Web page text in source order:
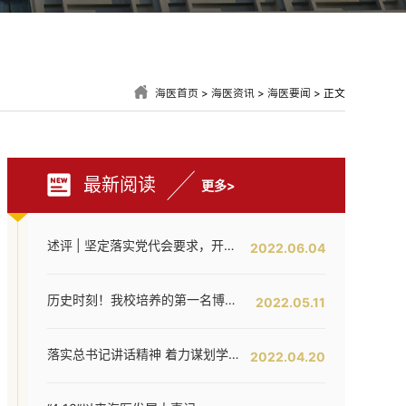
海医首页 > 海医资讯> 海医要闻 > 正文
最新阅读 更多>
2022.06.04
述评 | 坚定落实党代会要求，开创海医工作新局面——写在全面落实省第八次党代会对海医发展提出新要求之时
2022.05.11
历史时刻！我校培养的第一名博士研究生通过答辩！
2022.04.20
落实总书记讲话精神 着力谋划学校内涵提升——我校召开发展战略咨询委员会第二次工作会议